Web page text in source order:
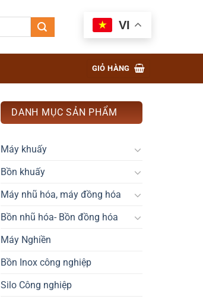
VI
GIỎ HÀNG
DANH MỤC SẢN PHẨM
Máy khuấy
Bồn khuấy
Máy nhũ hóa, máy đồng hóa
Bồn nhũ hóa- Bồn đồng hóa
Máy Nghiền
Bồn Inox công nghiệp
Silo Công nghiệp